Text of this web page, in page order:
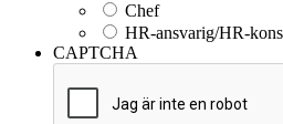
Chef
HR-ansvarig/HR-
CAPTCHA